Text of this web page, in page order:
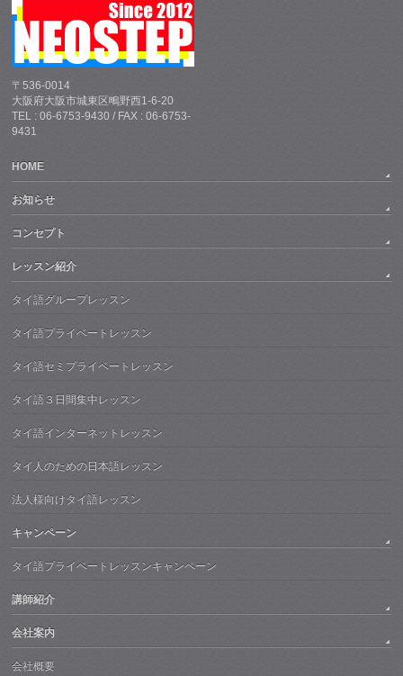
〒536-0014
大阪府大阪市城東区鴫野西1-6-20
TEL : 06-6753-9430 / FAX : 06-6753-
9431
HOME
お知らせ
コンセプト
レッスン紹介
タイ語グループレッスン
タイ語プライベートレッスン
タイ語セミプライベートレッスン
タイ語３日間集中レッスン
タイ語インターネットレッスン
タイ人のための日本語レッスン
法人様向けタイ語レッスン
キャンペーン
タイ語プライベートレッスンキャンペーン
講師紹介
会社案内
会社概要